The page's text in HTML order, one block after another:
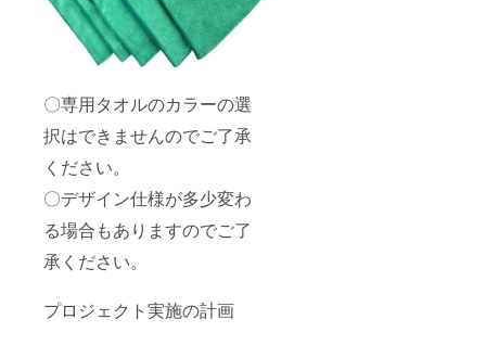
〇専用タオルのカラーの選
択はできませんのでご了承
ください。
〇デザイン仕様が多少変わ
る場合もありますのでご了
承ください。
プロジェクト実施の計画